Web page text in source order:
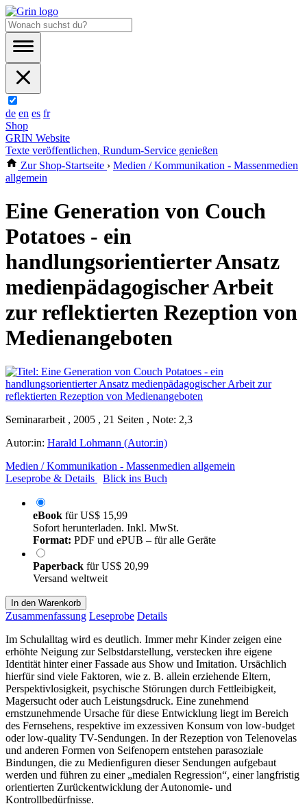
de en es fr
Shop
GRIN Website
Texte veröffentlichen, Rundum-Service genießen
Zur Shop-Startseite › Medien / Kommunikation - Massenmedien
allgemein
Eine Generation von Couch
Potatoes - ein
handlungsorientierter Ansatz
medienpädagogischer Arbeit
zur reflektierten Rezeption von
Medienangeboten
Seminararbeit , 2005 , 21 Seiten , Note: 2,3
Autor:in: Harald Lohmann (Autor:in)
Medien / Kommunikation - Massenmedien allgemein
Leseprobe & Details
Blick ins Buch
eBook fürUS$ 15,99
Sofort herunterladen. Inkl. MwSt.
Format: PDF und ePUB – für alle Geräte
Paperback fürUS$ 20,99
Versand weltweit
In den Warenkorb
Zusammenfassung Leseprobe Details
Im Schulalltag wird es deutlich. Immer mehr Kinder zeigen eine
erhöhte Neigung zur Selbstdarstellung, verstecken ihre eigene
Identität hinter einer Fassade aus Show und Imitation. Ursächlich
hierfür sind viele Faktoren, wie z. B. allein erziehende Eltern,
Perspektivlosigkeit, psychische Störungen durch Fettleibigkeit,
Magersucht oder auch Leistungsdruck. Eine zunehmend
ernstzunehmende Ursache für diese Entwicklung liegt im Bereich
des Fernsehens, respektive im exzessiven Konsum von low-budget
oder low-quality TV-Sendungen. In der Rezeption von Telenovelas
und anderen Formen von Seifenopern entstehen parasoziale
Bindungen, die zu Medienfiguren dieser Sendungen aufgebaut
werden und führen zu einer „medialen Regression“, einer langfristig
orientierten Zurückentwicklung der Autonomie- und
Kontrollbedürfnisse.